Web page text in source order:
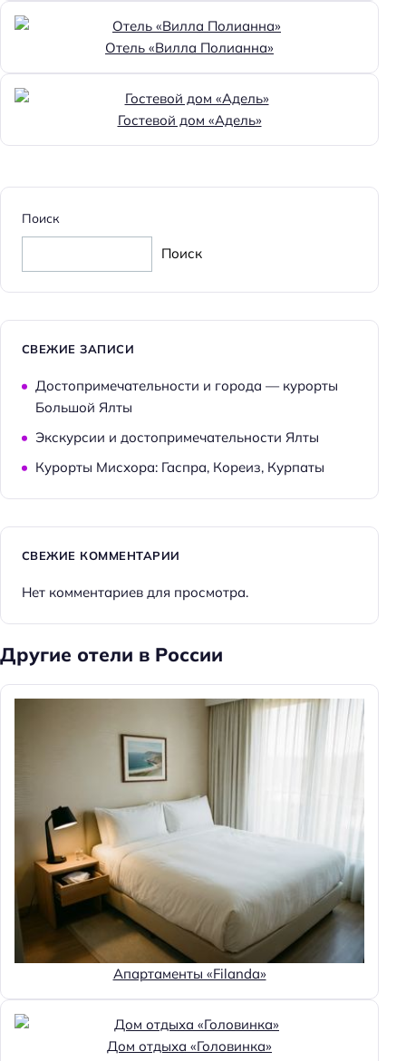
Удобства для людей с ограниченными
возможностями здоровья
Доступность помещения на инвалидной коляске:
частично доступно
Парковка
Достижения
Главное
Бассейн
Парковка
Кондиционер в номере
Оплата картой
Пляжная линия: 3-я линия
Отель «Вилла Полианна»
Гостевой дом «Адель»
Поиск
Поиск
СВЕЖИЕ ЗАПИСИ
Достопримечательности и города — курорты
Большой Ялты
Экскурсии и достопримечательности Ялты
Курорты Мисхора: Гаспра, Кореиз, Курпаты
СВЕЖИЕ КОММЕНТАРИИ
Нет комментариев для просмотра.
Другие отели в России
Апартаменты «Filanda»
Дом отдыха «Головинка»